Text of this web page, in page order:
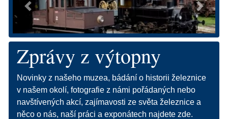
Předchozí
Zprávy z výtopny
Novinky z našeho muzea, bádání o historii železnice
v našem okolí, fotografie z námi pořádaných nebo
navštívených akcí, zajímavosti ze světa železnice a
něco o nás, naší práci a exponátech najdete zde.